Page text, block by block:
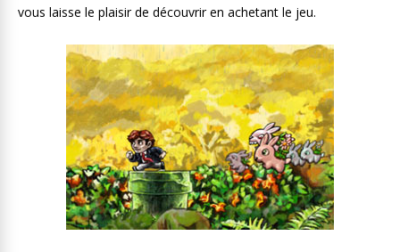
vous laisse le plaisir de découvrir en achetant le jeu.